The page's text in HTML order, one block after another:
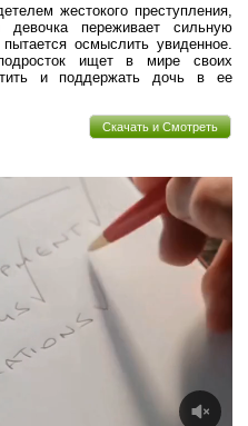
жестокого преступления,
девочка переживает сильную
осмыслить увиденное.
ищет в мире своих
и поддержать дочь в ее
Скачать и Смотреть